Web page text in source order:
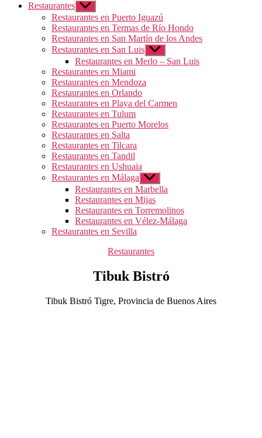
Restaurantes Mostrar
el
submenú
Restaurantes en Puerto Iguazú
Restaurantes en Termas de Río Hondo
Restaurantes en San Martín de los Andes
Restaurantes en San Luis Mostrar
el
submenú
Restaurantes en Merlo – San Luis
Restaurantes en Miami
Restaurantes en Mendoza
Restaurantes en Orlando
Restaurantes en Playa del Carmen
Restaurantes en Tulum
Restaurantes en Puerto Morelos
Restaurantes en Salta
Restaurantes en Tilcara
Restaurantes en Tandil
Restaurantes en Ushuaia
Restaurantes en Málaga Mostrar
el
submenú
Restaurantes en Marbella
Restaurantes en Mijas
Restaurantes en Torremolinos
Restaurantes en Vélez-Málaga
Restaurantes en Sevilla
Categorías
Restaurantes
Tibuk Bistró
Tibuk Bistró Tigre, Provincia de Buenos Aires